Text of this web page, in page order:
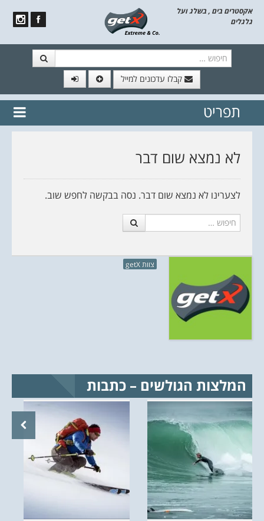
אקסטרים בים , בשלג ועל
גלגלים
קבלו עדכונים למייל
// הצטרף לרשימת תפוצה!
נשמח
לשלוח לך עדכונים חמים מהאתר
תפריט
דלג לתוכן
לא נמצא שום דבר
לצערינו לא נמצא שום דבר. נסה בבקשה לחפש שוב.
חיפוש
צוות getX
המלצות הגולשים – כתבות